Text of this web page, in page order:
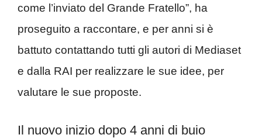
come l’inviato del Grande Fratello”, ha
proseguito a raccontare, e per anni si è
battuto contattando tutti gli autori di Mediaset
e dalla RAI per realizzare le sue idee, per
valutare le sue proposte.
Il nuovo inizio dopo 4 anni di buio